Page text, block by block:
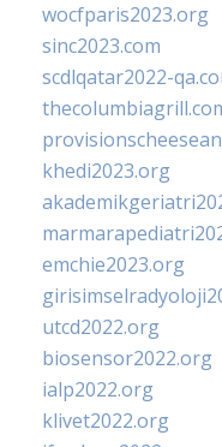
wocfparis2023.org
sinc2023.com
scdlqatar2022-
khedi2023.org
emchie2023.org
utcd2022.org
biosensor2022.org
ialp2022.org
klivet2022.org